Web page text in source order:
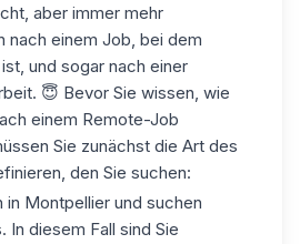
aber immer mehr
nach einem Job, bei dem
und sogar nach einer
😇 Bevor Sie wissen, wie
einem Remote-Job
Sie zunächst die Art des
den Sie suchen:
Montpellier und suchen
In diesem Fall sind Sie